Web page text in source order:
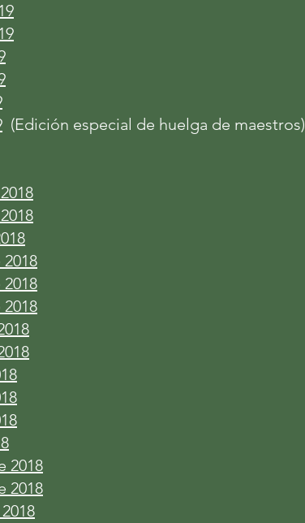
(Edición especial de huelga de maestros)
2018
2018